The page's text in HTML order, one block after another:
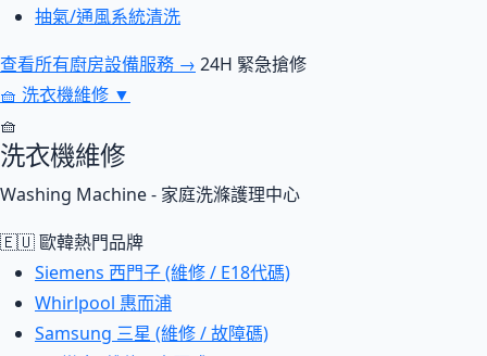
抽氣/通風系統清洗
查看所有廚房設備服務 → 24H 緊急搶修
🧺 洗衣機維修 ▼
🧺
洗衣機維修
Washing Machine - 家庭洗滌護理中心
🇪🇺 歐韓熱門品牌
Siemens 西門子 (維修 / E18代碼)
Whirlpool 惠而浦
Samsung 三星 (維修 / 故障碼)